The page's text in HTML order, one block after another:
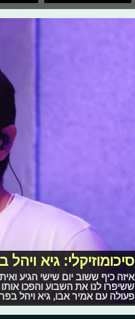
סיכומוזיקלי: גיא
איזה כיף ששוב יום שישי הגיע
ששיפרו לנו את השבוע והפכו
פעולה עם אמיר אבו, גיא ויהל